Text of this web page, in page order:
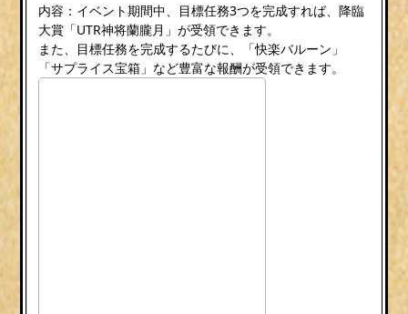
内容：イベント期間中、目標任務3つを完成すれば、降臨
大賞「UTR神将蘭朧月」が受領できます。
また、目標任務を完成するたびに、「快楽バルーン」
「サプライス宝箱」など豊富な報酬が受領できます。